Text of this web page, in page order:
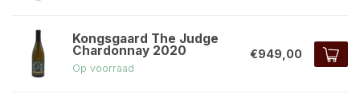
Kongsgaard The Judge
Chardonnay 2020
Op voorraad
€949,00